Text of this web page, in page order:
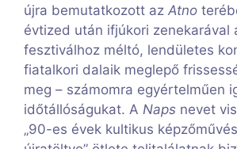
újra bemutatkozott az Atno
évtized után ifjúkori zenekarával
fesztiválhoz méltó, lendületes
fiatalkori dalaik meglepő
meg – számomra egyértelműen
időtállóságukat. A Naps nevet
„90-es évek kultikus